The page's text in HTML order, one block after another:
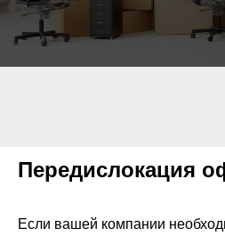
Передислокация
Если вашей компании